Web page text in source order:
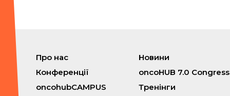
Про нас
Новини
Конференції
oncoHUB 7.0 Congress
oncohubCAMPUS
Тренінги